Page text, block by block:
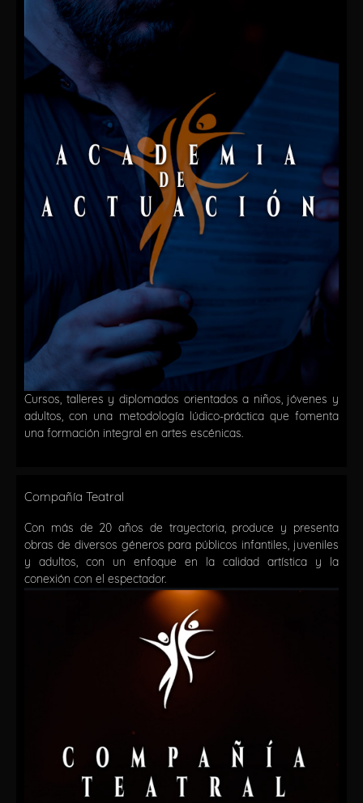
Cursos, talleres y diplomados orientados a niños, jóvenes y
adultos, con una metodología lúdico-práctica que fomenta
una formación integral en artes escénicas.
Compañía Teatral
Con más de 20 años de trayectoria, produce y presenta
obras de diversos géneros para públicos infantiles, juveniles
y adultos, con un enfoque en la calidad artística y la
conexión con el espectador.